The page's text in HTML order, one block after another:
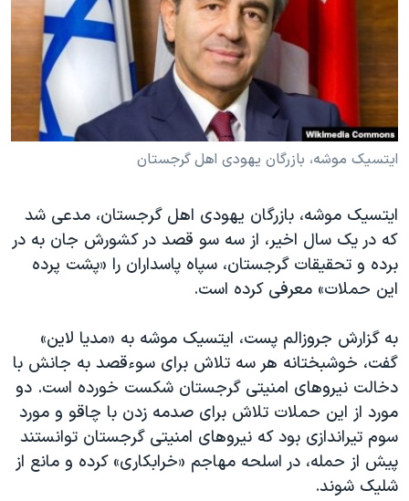
حقوق شهروندی
علم و فناوری
آرشیو پخش زنده
انتخابات ریاست جمهوری آمریکا ۲۰۲۴
حمله جمهوری اسلامی به اسرائیل
رمز مهسا
ورزش زنان در ایران
مجموعه مستندهای دادخواهی
تریبونال مردمی آبان ۹۸
دادگاه حمید نوری
قانون شفافیت دارائی کادر رهبری ایران
اعتراضات مردمی آبان ۹۸
اسرائیل در جنگ
نرگس محمدی برنده جایزه نوبل صلح
همایش محافظه‌کاران آمریکا «سی‌پک»
زبانهای مختلف
ایتسیک موشه، بازرگان یهودی اهل گرجستان
ایتسیک موشه، بازرگان یهودی اهل گرجستان، مدعی شد
که در یک سال اخیر، از سه سو قصد در کشورش جان به در
برده و تحقیقات گرجستان، سپاه پاسداران را «پشت پرده
این حملات» معرفی کرده است.
به گزارش جروزالم پست، ایتسیک موشه به «مدیا‌ لاین»
گفت، خوشبختانه هر سه تلاش برای سوءقصد به جانش با
دخالت نیروهای امنیتی گرجستان شکست خورده است. دو
مورد از این حملات تلاش برای صدمه زدن با چاقو و مورد
سوم تیراندازی بود که نیروهای امنیتی گرجستان توانستند
پیش از حمله، در اسلحه‌ مهاجم «خرابکاری» کرده و مانع از
شلیک شوند.